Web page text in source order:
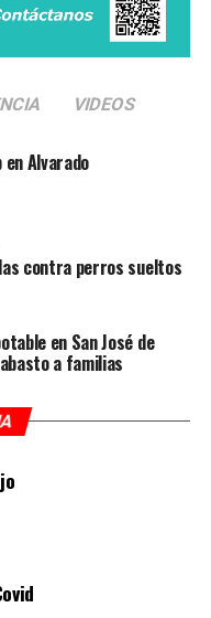
VIDEOS
Alvarado
contra perros sueltos
en San José de
a familias